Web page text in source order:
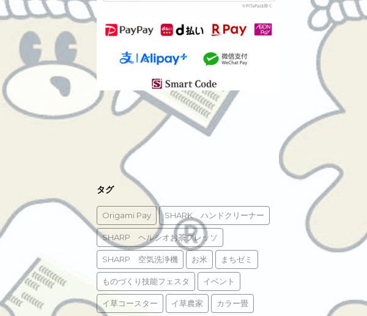
タグ
Origami Pay SHARK ハンドクリーナー
SHARP ヘルシオお茶プレッソ
SHARP 空気洗浄機 お米 まちゼミ
ものづくり技能フェスタ イベント
イ草コースター イ草農家 カラー畳